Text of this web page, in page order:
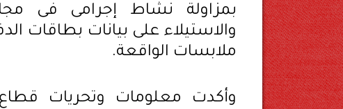
بمزاولة نشاط إجرامى فى
والاستيلاء على بيانات بطاقات
ملابسات الواقعة.
وأكدت معلومات وتحريات قطاع